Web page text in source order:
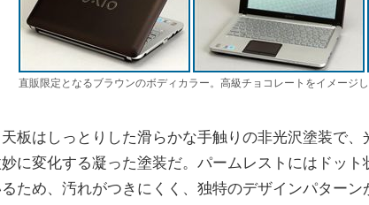
直販限定となるブラウンのボディカラー。高級チョコレートをイメージ
板はしっとりした滑らかな手触りの非光沢塗装で、
に変化する凝った塗装だ。パームレストにはドッ
ため、汚れがつきにくく、独特のデザインパター